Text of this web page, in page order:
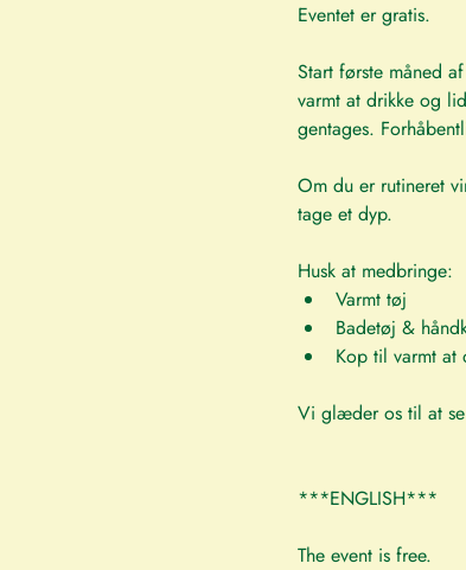
Eventet er gratis.
Start første måned
varmt at drikke og
gentages.
Om du er rutineret
tage et dyp.
Husk at medbringe:
Varmt tøj
Badetøj &
Kop til varmt at
Vi glæder os til at
***ENGLISH***
The event is free.